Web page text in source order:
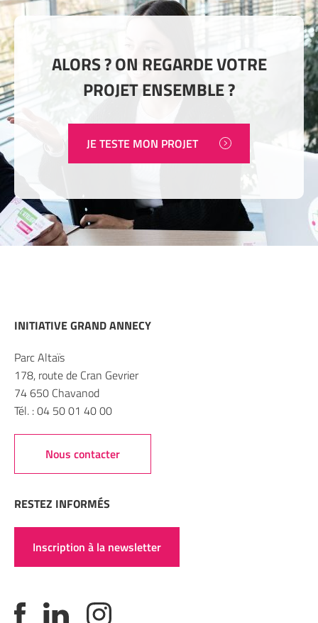
ALORS ? ON REGARDE VOTRE
PROJET ENSEMBLE ?
JE TESTE MON PROJET
INITIATIVE GRAND ANNECY
Parc Altaïs
178, route de Cran Gevrier
74 650 Chavanod
Tél. : 04 50 01 40 00
Nous contacter
RESTEZ INFORMÉS
Inscription à la newsletter